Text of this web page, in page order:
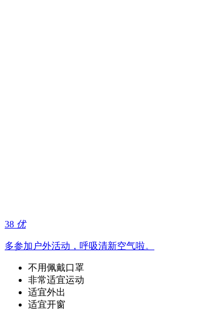
38 优
多参加户外活动，呼吸清新空气啦。
不用佩戴口罩
非常适宜运动
适宜外出
适宜开窗